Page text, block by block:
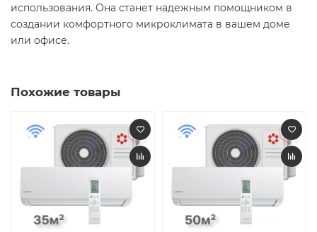
использования. Она станет надежным помощником в
создании комфортного микроклимата в вашем доме
или офисе.
Похожие товары